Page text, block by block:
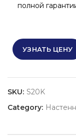
полной
УЗНАТЬ ЦЕНУ
SKU: S20K
Category: